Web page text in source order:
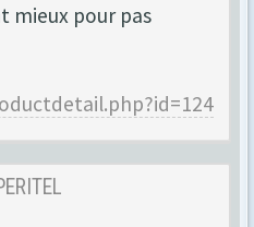
mieux pour pas